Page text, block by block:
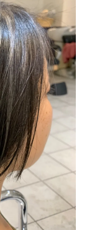
店の選び方
を体験する
比較ポイン
際の注意点
意点
き注意ポイ
たい基礎知